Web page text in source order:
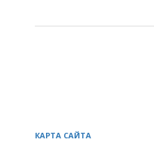
КАРТА САЙТА